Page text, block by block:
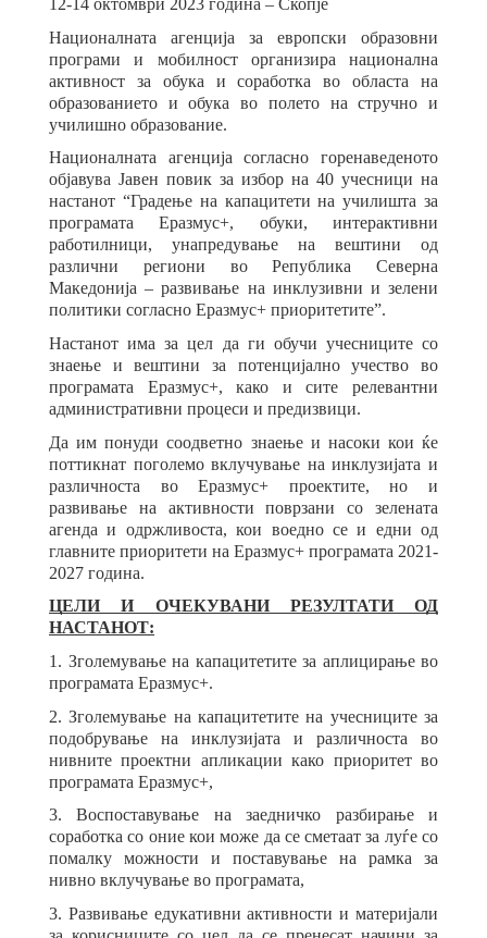
12-14 октомври 2023 година – Скопје
Националната агенција за европски образовни
програми и мобилност организира национална
активност за обука и соработка во областа на
образованието и обука во полето на стручно и
училишно образование.
Националната агенција согласно горенаведеното
објавува Јавен повик за избор на 40 учесници на
настанот “Градење на капацитети на училишта за
програмата Еразмус+, обуки, интерактивни
работилници, унапредување на вештини од
различни региони во Република Северна
Македонија – развивање на инклузивни и зелени
политики согласно Еразмус+ приоритетите”.
Настанот има за цел да ги обучи учесниците со
знаење и вештини за потенцијално учество во
програмата Еразмус+, како и сите релевантни
административни процеси и предизвици.
Да им понуди соодветно знаење и насоки кои ќе
поттикнат поголемо вклучување на инклузијата и
различноста во Еразмус+ проектите, но и
развивање на активности поврзани со зелената
агенда и одржливоста, кои воедно се и едни од
главните приоритети на Еразмус+ програмата 2021-
2027 година.
ЦЕЛИ И ОЧЕКУВАНИ РЕЗУЛТАТИ ОД
НАСТАНОТ:
1. Зголемување на капацитетите за аплицирање во
програмата Еразмус+.
2. Зголемување на капацитетите на учесниците за
подобрување на инклузијата и различноста во
нивните проектни апликации како приоритет во
програмата Еразмус+,
3. Воспоставување на заедничко разбирање и
соработка со оние кои може да се сметаат за луѓе со
помалку можности и поставување на рамка за
нивно вклучување во програмата,
3. Развивање едукативни активности и материјали